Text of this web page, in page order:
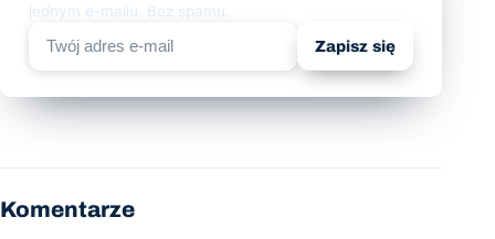
jednym e-mailu. Bez spamu.
Zapisz się
Komentarze